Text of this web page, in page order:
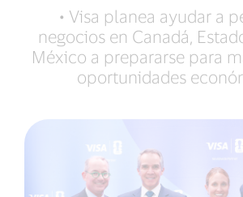
• Visa planea ayudar a
negocios en Canadá,
México a prepararse para
oportunidades